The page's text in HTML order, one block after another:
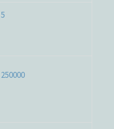
5
250000